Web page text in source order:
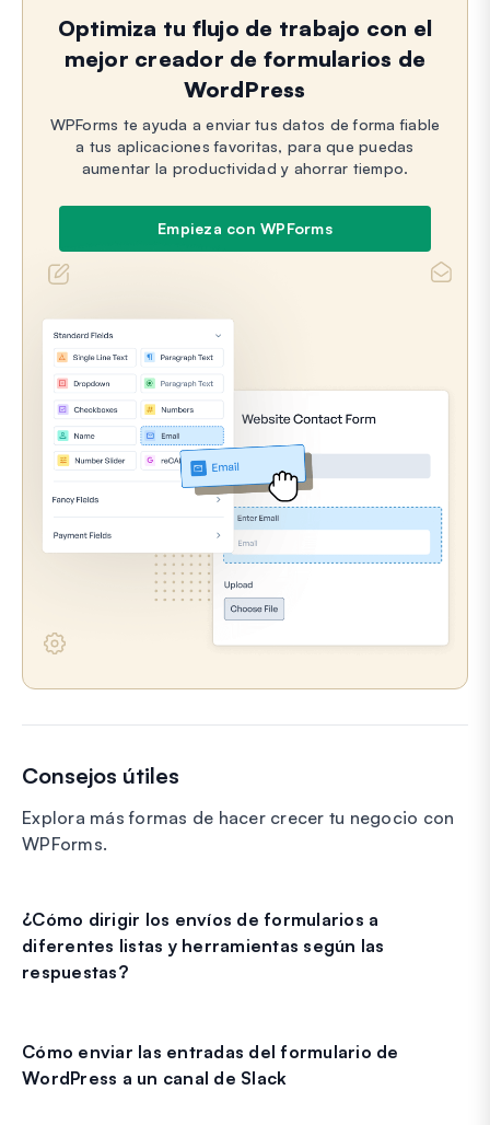
Optimiza tu flujo de trabajo con el
mejor creador de formularios de
WordPress
WPForms te ayuda a enviar tus datos de forma fiable
a tus aplicaciones favoritas, para que puedas
aumentar la productividad y ahorrar tiempo.
Empieza con WPForms
Consejos útiles
Explora más formas de hacer crecer tu negocio con
WPForms.
¿Cómo dirigir los envíos de formularios a
diferentes listas y herramientas según las
respuestas?
Cómo enviar las entradas del formulario de
WordPress a un canal de Slack